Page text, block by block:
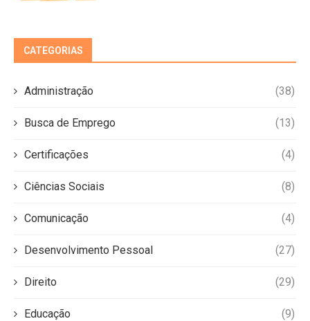
CATEGORIAS
Administração (38)
Busca de Emprego (13)
Certificações (4)
Ciências Sociais (8)
Comunicação (4)
Desenvolvimento Pessoal (27)
Direito (29)
Educação (9)